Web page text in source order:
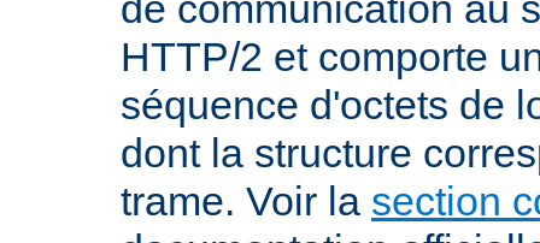
HTTP/2 et comporte
séquence d'octets de
dont la structure
trame. Voir la section